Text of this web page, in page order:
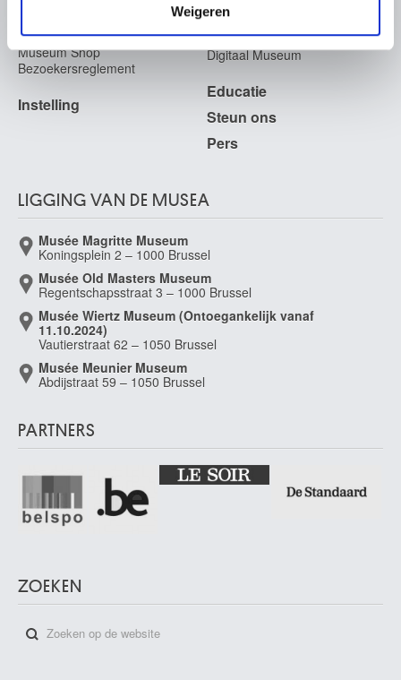
Weigeren
Evenementen
Museum Shop
Bezoekersreglement
Instelling
Archief
Archief voor Hedendaagse
Kunst in België
Digitaal Museum
Educatie
Steun ons
Pers
LIGGING VAN DE MUSEA
Musée Magritte Museum
Koningsplein 2 – 1000 Brussel
Musée Old Masters Museum
Regentschapsstraat 3 – 1000 Brussel
Musée Wiertz Museum (Ontoegankelijk vanaf
11.10.2024)
Vautierstraat 62 – 1050 Brussel
Musée Meunier Museum
Abdijstraat 59 – 1050 Brussel
PARTNERS
ZOEKEN